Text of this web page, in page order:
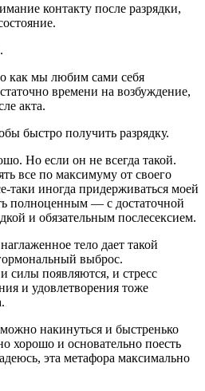
контакту после разрядки,
как мы любим сами себя
времени на возбуждение,
акта.
быстро получить разрядку.
Но если он не всегда такой.
все по максимуму от своего
таки иногда придерживаться моей
полноценным — с достаточной
и обязательным послесексием.
тело дает такой
выброс.
силы появляются, и стресс
и удовлетворения тоже
накинуться и быстренько
хорошо и основательно поесть
эта метафора максимально